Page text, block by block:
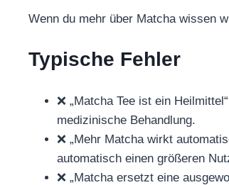
Wenn du mehr über Matcha wissen
Typische Fehler
❌ „Matcha Tee ist ein
medizinische Behandlung.
❌ „Mehr Matcha wirkt
automatisch einen größeren
❌ „Matcha ersetzt eine